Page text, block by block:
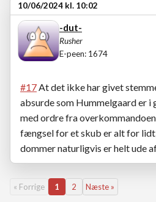
10/06/2024 kl. 10:02
-dut-
Rusher
E-peen: 1674
#17At det ikke har givet
absurde som Hummelgaard er i
med ordre fra
fængsel for et skub er alt for
dommer naturligvis er helt ude
« Forrige 1 2 Næste »